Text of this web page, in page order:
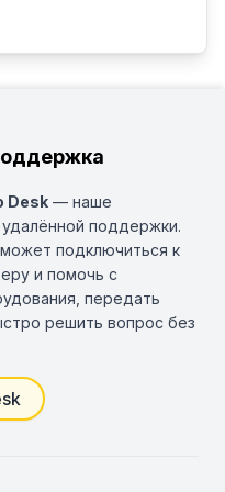
Desk — наше
поддержки.
подключиться к
и помочь с
передать
решить вопрос без